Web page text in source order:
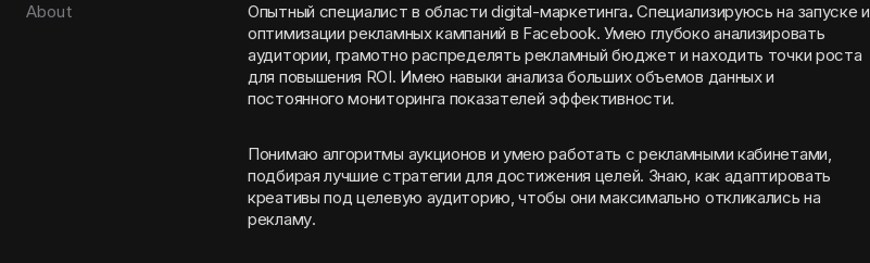
About Опытный специалист в области digital-маркетинга.Специализируюсь на запуске и
оптимизации рекламных кампаний в Facebook. Умею глубоко анализировать
аудитории, грамотно распределять рекламный бюджет и находить точки роста
для повышения ROI. Имею навыки анализа больших объемов данных и
постоянного мониторинга показателей эффективности.
Понимаю алгоритмы аукционов и умею работать с рекламными кабинетами,
подбирая лучшие стратегии для достижения целей. Знаю, как адаптировать
креативы под целевую аудиторию, чтобы они максимально откликались на
рекламу.